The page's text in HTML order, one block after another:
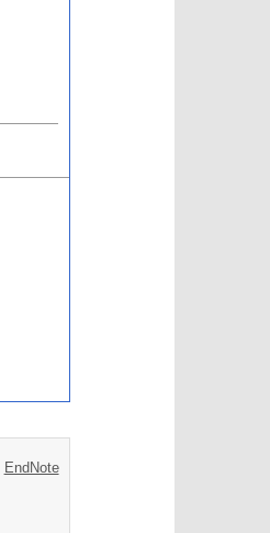
EndNote